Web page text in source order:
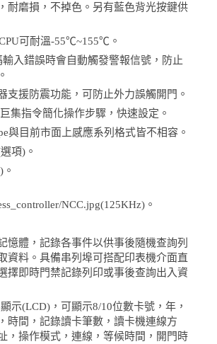
耐磨損，不掉色。另有藍色背光按鍵供
可耐溫-55℃~155℃。
輸入錯誤時會自動觸發警報信號，防止
支援防震功能，可防止外力誤觸開門。
集指令簡化操作步驟，快速設定。
與目前市面上感應系列格式皆不相容。
項)。
NCC.jpg(125KHz)。
憶體，記錄各事件以供事後隨機查詢列
資料。具備串列埠可搭配印表機介面直
擇即時門禁記錄列印或事後查詢出入資
示(LCD)，可顯示8/10位數卡號，年，
時間，記錄讀卡筆數，讀卡機連線方
，操作模式，連線，等候時間，開門時